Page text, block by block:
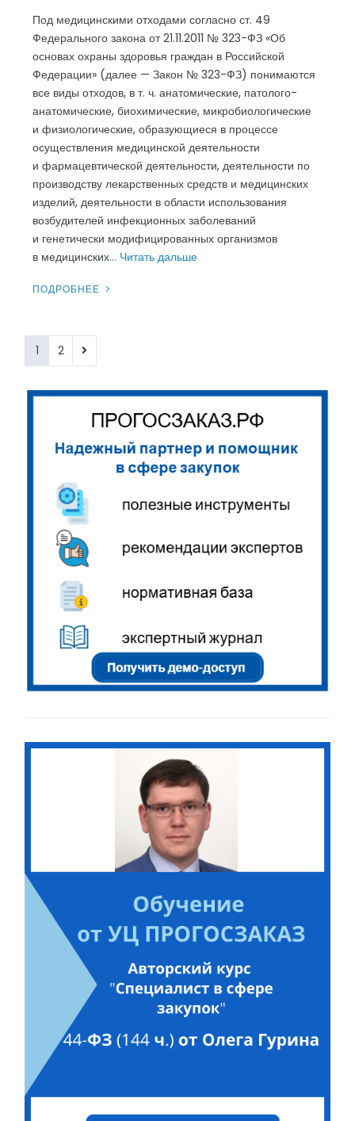
Под медицинскими отходами согласно ст. 49
Федерального закона от 21.11.2011 № 323-ФЗ «Об
основах охраны здоровья граждан в Российской
Федерации» (далее — Закон № 323-ФЗ) понимаются
все виды отходов, в т. ч. анатомические, патолого-
анатомические, биохимические, микробиологические
и физиологические, образующиеся в процессе
осуществления медицинской деятельности
и фармацевтической деятельности, деятельности по
производству лекарственных средств и медицинских
изделий, деятельности в области использования
возбудителей инфекционных заболеваний
и генетически модифицированных организмов
в медицинских… Читать дальше
ПОДРОБНЕЕ
Пагинация
1 2